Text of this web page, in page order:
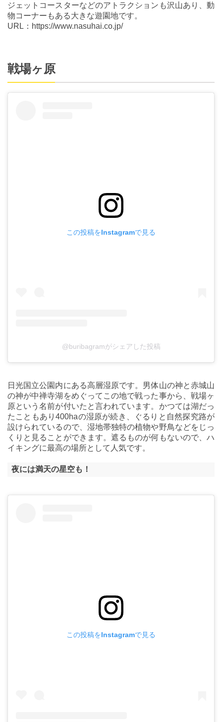
ジェットコースターなどのアトラクションも沢山あり、動
物コーナーもある大きな遊園地です。
URL：https://www.nasuhai.co.jp/
戦場ヶ原
この投稿をInstagramで見る
@buribagramがシェアした投稿
日光国立公園内にある高層湿原です。男体山の神と赤城山
の神が中禅寺湖をめぐってこの地で戦った事から、戦場ヶ
原という名前が付いたと言われています。かつては湖だっ
たこともあり400haの湿原が続き、ぐるりと自然探究路が
設けられているので、湿地帯独特の植物や野鳥などをじっ
くりと見ることができます。遮るものが何もないので、ハ
イキングに最高の場所として人気です。
夜には満天の星空も！
この投稿をInstagramで見る